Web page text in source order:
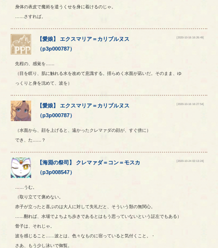
身体の表皮で魔術を遣うくせを身に着けるのじゃ。
……さすれば。
【愛娘】 エクスマリア＝ カリブルヌス
（p3p000787）
[2020-10-16 16:26:49]
先程の、感覚を……
（目を瞑り、肌に触れる水を改めて意識する。揺らめく水面が凪いだ。そのまま、ゆ
っくりと身を沈めて、波を）
【愛娘】 エクスマリア＝ カリブルヌス
（p3p000787）
[2020-10-16 16:27:54]
（水面から、顔を上げると、遠かったクレマァダの顔が、すぐ傍に）
でき、た……？
【海淵の祭司 】 クレマァダ＝ コン＝モスカ
（p3p008547）
[2020-10-24 02:13:24]
……うむ。
（取り立てて褒めない。
赤子が立ったと喜ぶのは大人に対して失礼だと、そういう類の無関心。
……翻れば、水場でよちよち歩きであるとはもう思っていないという証左でもある）
骨子は、それじゃ。
波を感じること……波とは、色々なものに宿っていると気付くこと。・
さあ、もう少し泳いで御覧。